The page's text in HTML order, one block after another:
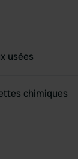
usées
chimiques